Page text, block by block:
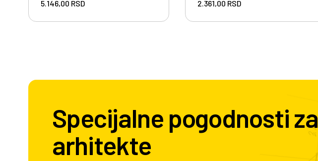
5.146,00 RSD 2.361,00 RSD
Specijalne pogodnosti za
arhitekte